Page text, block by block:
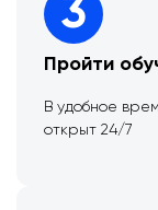
3
Пройти
В удобное
открыт 24/7